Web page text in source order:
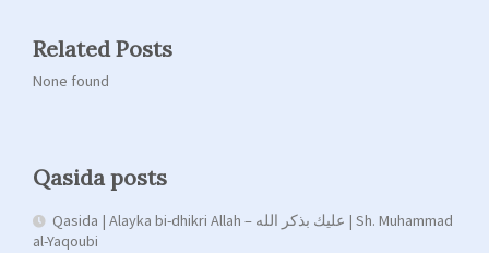
Related Posts
None found
Qasida posts
Qasida | Alayka bi-dhikri Allah – عليك بذكر الله | Sh. Muhammad
al-Yaqoubi